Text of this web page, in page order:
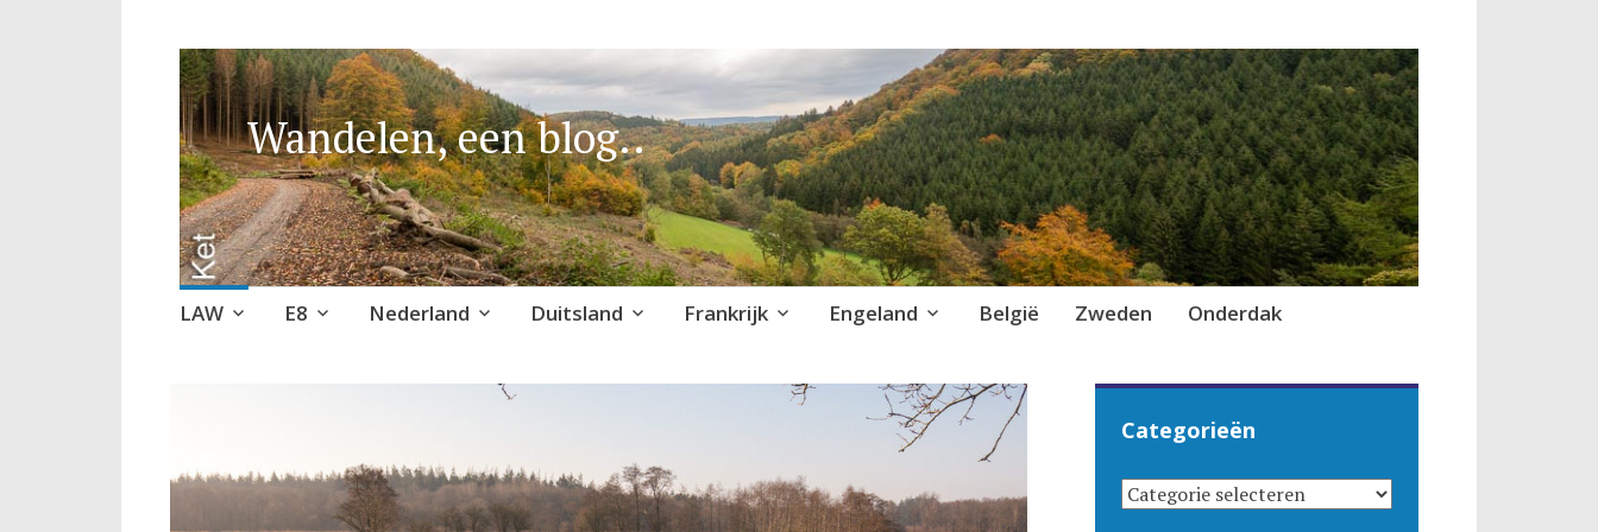
Wandelen, een blog..
Naar
LAW E8 Nederland Duitsland Frankrijk Engeland België Zweden Onderdak
Categorieën
CATEGORIEËN